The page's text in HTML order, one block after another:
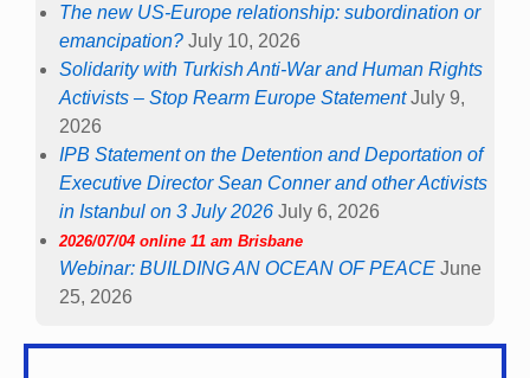
The new US-Europe relationship: subordination or
emancipation? July 10, 2026
Solidarity with Turkish Anti-War and Human Rights
Activists – Stop Rearm Europe Statement July 9,
2026
IPB Statement on the Detention and Deportation of
Executive Director Sean Conner and other Activists
in Istanbul on 3 July 2026 July 6, 2026
2026/07/04 online 11 am Brisbane
Webinar: BUILDING AN OCEAN OF PEACE June
25, 2026